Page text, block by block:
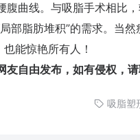
腹曲线。与吸脂手术相比
部脂肪堆积”的需求。当
能惊艳所有人！
友自由发布，如有侵权，
吸脂塑